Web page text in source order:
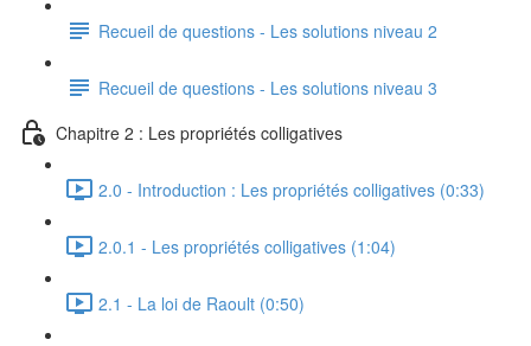
Recueil de questions - Les solutions niveau 2
Recueil de questions - Les solutions niveau 3
Chapitre 2 : Les propriétés colligatives
2.0 - Introduction : Les propriétés colligatives (0:33)
2.0.1 - Les propriétés colligatives (1:04)
2.1 - La loi de Raoult (0:50)